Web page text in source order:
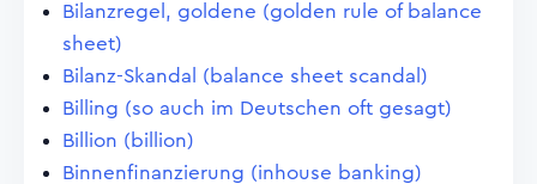
Bilanzregel, goldene (golden rule of balance
sheet)
Bilanz-Skandal (balance sheet scandal)
Billing (so auch im Deutschen oft gesagt)
Billion (billion)
Binnenfinanzierung (inhouse banking)